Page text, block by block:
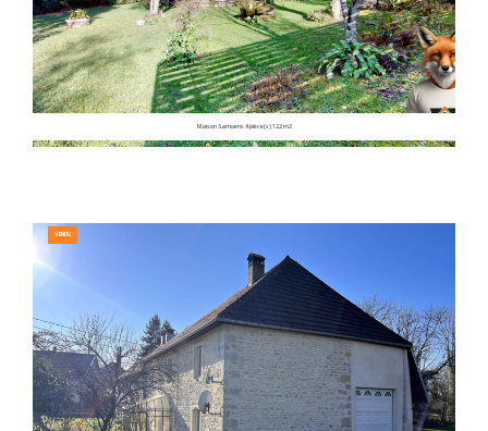
Maison Samoens 4 pièce(s) 122 m2
VENDU